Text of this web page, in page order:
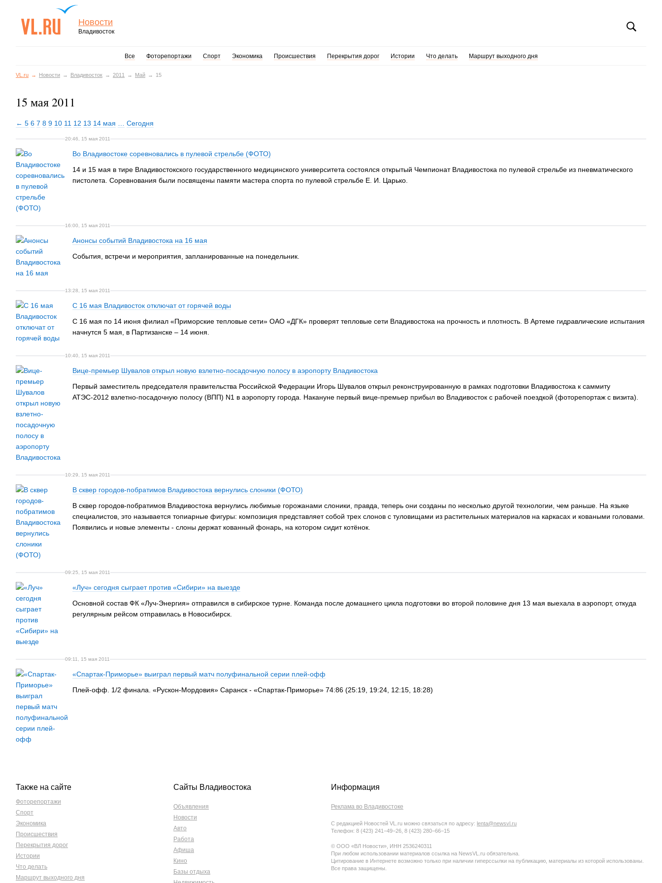
Новости
Владивосток
Все Фоторепортажи Спорт Экономика Происшествия Перекрытия дорог Истории Что делать Маршрут выходного дня
VL.ru Новости Владивосток 2011 Май 15
15 мая 2011
← 5 6 7 8 9 10 11 12 13 14 мая Сегодня
20:46, 15 мая 2011
Во Владивостоке соревновались в пулевой стрельбе (ФОТО)
14 и 15 мая в тире Владивостокского государственного медицинского университета состоялся открытый Чемпионат Владивостока по пулевой стрельбе из пневматического
пистолета. Соревнования были посвящены памяти мастера спорта по пулевой стрельбе Е. И. Царько.
16:00, 15 мая 2011
Анонсы событий Владивостока на 16 мая
События, встречи и мероприятия, запланированные на понедельник.
13:28, 15 мая 2011
С 16 мая Владивосток отключат от горячей воды
С 16 мая по 14 июня филиал «Приморские тепловые сети» ОАО «ДГК» проверят тепловые сети Владивостока на прочность и плотность. В Артеме гидравлические испытания
начнутся 5 мая, в Партизанске – 14 июня.
10:40, 15 мая 2011
Вице-премьер Шувалов открыл новую взлетно-посадочную полосу в аэропорту Владивостока
Первый заместитель председателя правительства Российской Федерации Игорь Шувалов открыл реконструированную в рамках подготовки Владивостока к саммиту
АТЭС-2012 взлетно-посадочную полосу (ВПП) N1 в аэропорту города. Накануне первый вице-премьер прибыл во Владивосток с рабочей поездкой (фоторепортаж с визита).
10:29, 15 мая 2011
В сквер городов-побратимов Владивостока вернулись слоники (ФОТО)
В сквер городов-побратимов Владивостока вернулись любимые горожанами слоники, правда, теперь они созданы по несколько другой технологии, чем раньше. На языке
специалистов, это называется топиарные фигуры: композиция представляет собой трех слонов с туловищами из растительных материалов на каркасах и коваными головами.
Появились и новые элементы - слоны держат кованный фонарь, на котором сидит котёнок.
09:25, 15 мая 2011
«Луч» сегодня сыграет против «Сибири» на выезде
Основной состав ФК «Луч-Энергия» отправился в сибирское турне. Команда после домашнего цикла подготовки во второй половине дня 13 мая выехала в аэропорт, откуда
регулярным рейсом отправилась в Новосибирск.
09:11, 15 мая 2011
«Спартак-Приморье» выиграл первый матч полуфинальной серии плей-офф
Плей-офф. 1/2 финала. «Рускон-Мордовия» Саранск - «Спартак-Приморье» 74:86 (25:19, 19:24, 12:15, 18:28)
Также на сайте
Фоторепортажи
Спорт
Экономика
Происшествия
Перекрытия дорог
Истории
Что делать
Маршрут выходного дня
Сайты Владивостока
Объявления
Новости
Авто
Работа
Афиша
Кино
Базы отдыха
Информация
Реклама во Владивостоке
С редакцией Новостей VL.ru можно связаться по адресу: lenta@newsvl.ru
Телефон: 8 (423) 241−49−26, 8 (423) 280−66−15
© ООО «ВЛ Новости», ИНН 2536240311
При любом использовании материалов ссылка на NewsVL.ru обязательна.
Цитирование в Интернете возможно только при наличии гиперссылки на публикацию, материалы из которой использованы.
Все права защищены.